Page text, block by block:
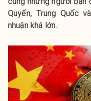
Quyến, Trung Quốc
nhuận khá lớn.